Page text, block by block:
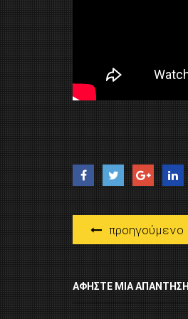
προηγούμενο
ΑΦΉΣΤΕ ΜΙΑ ΑΠΆΝΤΗΣΗ